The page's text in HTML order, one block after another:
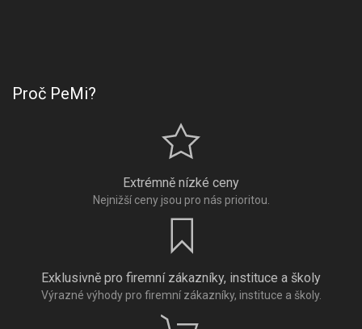
Proč PeMi?
Extrémně nízké ceny
Nejnižší ceny jsou pro nás prioritou.
Exklusivně pro firemní zákazníky, instituce a školy
Výrazné výhody pro firemní zákazníky, instituce a školy.